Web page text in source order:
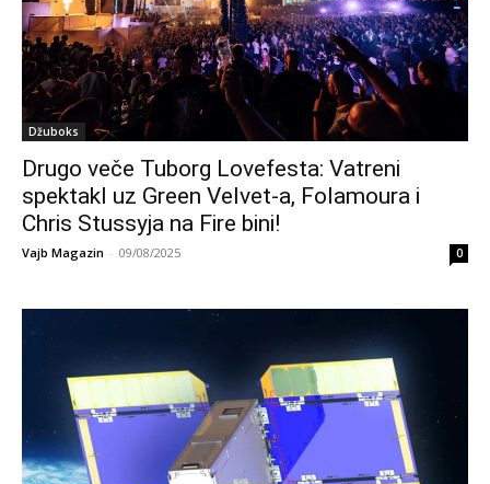
Džuboks
Drugo veče Tuborg Lovefesta: Vatreni
spektakl uz Green Velvet-a, Folamoura i
Chris Stussyja na Fire bini!
Vajb Magazin - 09/08/2025 0